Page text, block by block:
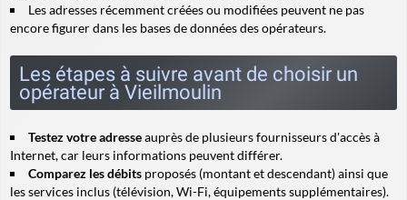
Les adresses récemment créées ou modifiées peuvent ne pas
encore figurer dans les bases de données des opérateurs.
Les étapes à suivre avant de choisir un
opérateur à Vieilmoulin
Testez votre adresseauprès de plusieurs fournisseurs d'accès à
Internet, car leurs informations peuvent différer.
Comparez les débits proposés (montant et descendant) ainsi que
les services inclus (télévision, Wi-Fi, équipements supplémentaires).